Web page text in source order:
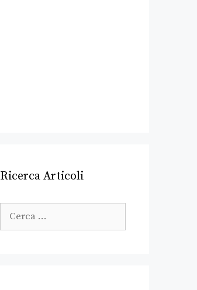
Ricerca Articoli